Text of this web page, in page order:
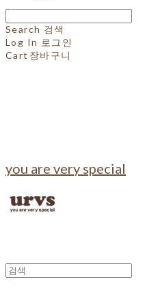
Search 검색
Log In 로그인
Cart 장바구니
you are very special